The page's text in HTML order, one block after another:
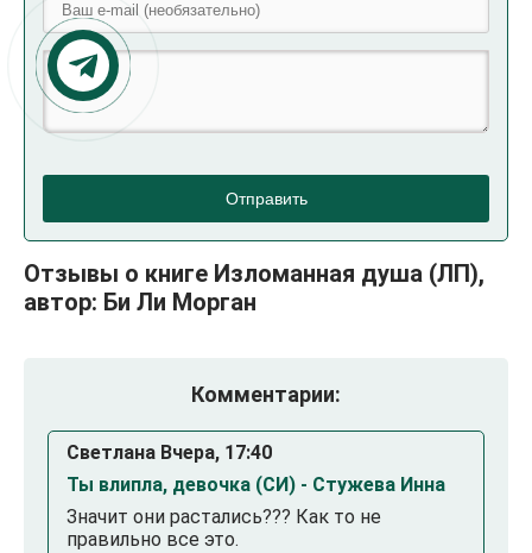
Отправить
Отзывы о книге Изломанная душа (ЛП),
автор: Би Ли Морган
Комментарии:
Светлана Вчера, 17:40
Ты влипла, девочка (СИ) - Стужева Инна
Значит они растались??? Как то не
правильно все это.